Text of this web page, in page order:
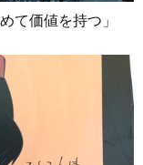
て価値を持つ」